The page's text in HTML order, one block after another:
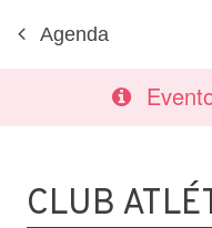
Agenda
CLUB